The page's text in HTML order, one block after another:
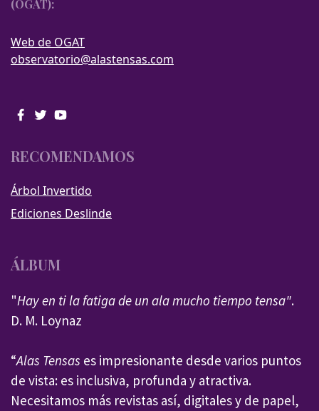
(OGAT):
Web de OGAT
observatorio@alastensas.com
RECOMENDAMOS
Árbol Invertido
Ediciones Deslinde
ÁLBUM
"Hay en ti la fatiga de un ala mucho tiempo tensa".
D. M. Loynaz
“Alas Tensas es impresionante desde varios puntos
de vista: es inclusiva, profunda y atractiva.
Necesitamos más revistas así, digitales y de papel,